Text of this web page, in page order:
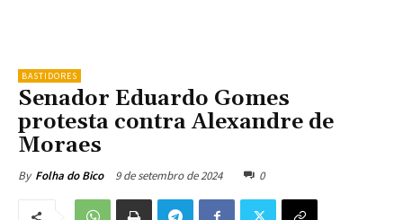
BASTIDORES
Senador Eduardo Gomes
protesta contra Alexandre de
Moraes
By Folha do Bico 9 de setembro de 2024 0